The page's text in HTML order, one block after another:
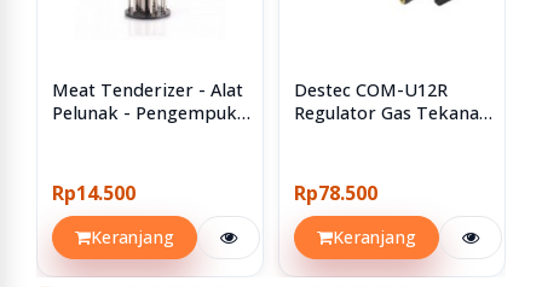
Meat Tenderizer - Alat
Pelunak - Pengempuk
Rp14.500
Keranjang
Destec COM-U12R
Regulator Gas Tekanan
Rp78.500
Keranjang